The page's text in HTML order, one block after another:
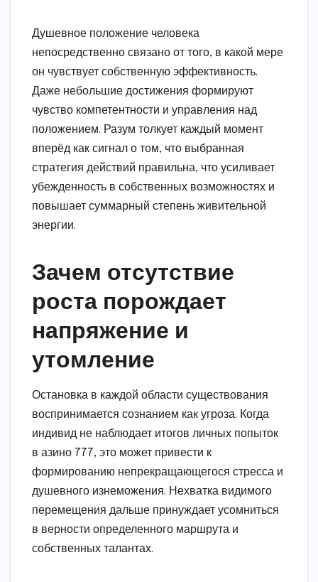
Душевное положение человека
непосредственно связано от того, в какой мере
он чувствует собственную эффективность.
Даже небольшие достижения формируют
чувство компетентности и управления над
положением. Разум толкует каждый момент
вперёд как сигнал о том, что выбранная
стратегия действий правильна, что усиливает
убежденность в собственных возможностях и
повышает суммарный степень живительной
энергии.
Зачем отсутствие
роста порождает
напряжение и
утомление
Остановка в каждой области существования
воспринимается сознанием как угроза. Когда
индивид не наблюдает итогов личных попыток
в азино 777, это может привести к
формированию непрекращающегося стресса и
душевного изнеможения. Нехватка видимого
перемещения дальше принуждает усомниться
в верности определенного маршрута и
собственных талантах.